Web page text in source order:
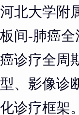
河北大学附
板间-肺癌
癌诊疗全周
型、影像诊
化诊疗框架。